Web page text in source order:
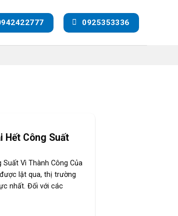
0925353336
Hết Công Suất
Suất Vì Thành Công Của
lật qua, thị trường
nhất. Đối với các